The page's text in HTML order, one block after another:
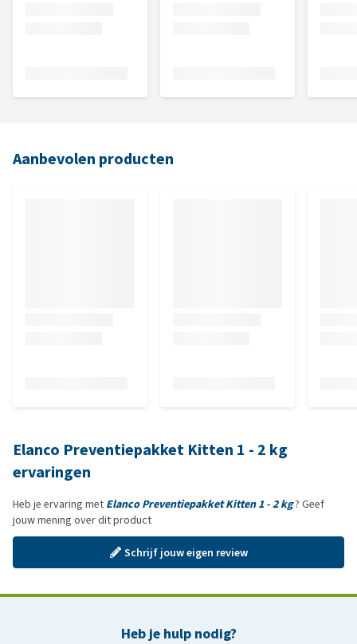
Aanbevolen producten
Elanco Preventiepakket Kitten 1 - 2 kg
ervaringen
Heb je ervaring met Elanco Preventiepakket Kitten 1 - 2 kg? Geef
jouw mening over dit product
Schrijf jouw eigen review
Heb je hulp nodig?